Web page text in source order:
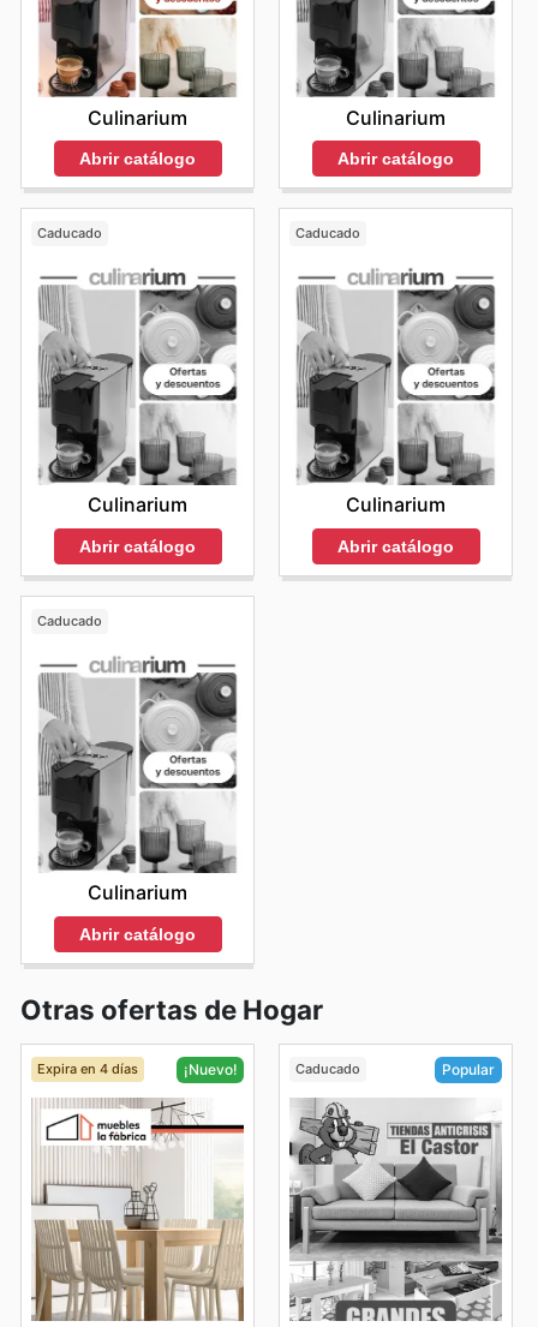
Culinarium
Abrir catálogo
Culinarium
Abrir catálogo
Caducado
Culinarium
Abrir catálogo
Caducado
Culinarium
Abrir catálogo
Caducado
Culinarium
Abrir catálogo
Otras ofertas de Hogar
Expira en 4 días ¡Nuevo! Caducado Popular